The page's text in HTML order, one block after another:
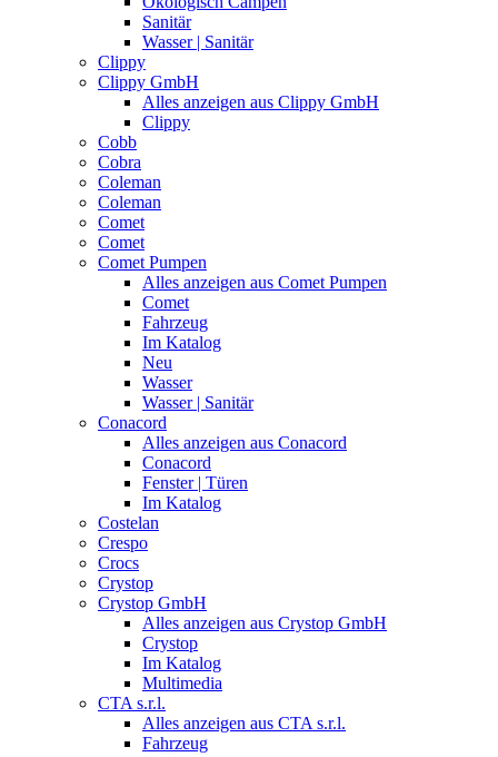
Sanitär
Wasser | Sanitär
Clippy
Clippy GmbH
Alles anzeigen aus Clippy GmbH
Clippy
Cobb
Cobra
Coleman
Coleman
Comet
Comet
Comet Pumpen
Alles anzeigen aus Comet Pumpen
Comet
Fahrzeug
Im Katalog
Neu
Wasser
Wasser | Sanitär
Conacord
Alles anzeigen aus Conacord
Conacord
Fenster | Türen
Im Katalog
Costelan
Crespo
Crocs
Crystop
Crystop GmbH
Alles anzeigen aus Crystop GmbH
Crystop
Im Katalog
Multimedia
CTA s.r.l.
Alles anzeigen aus CTA s.r.l.
Fahrzeug